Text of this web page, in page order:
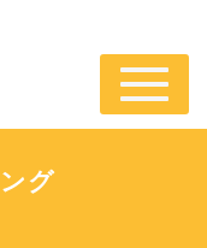
ナ
ビ
ゲ
グ